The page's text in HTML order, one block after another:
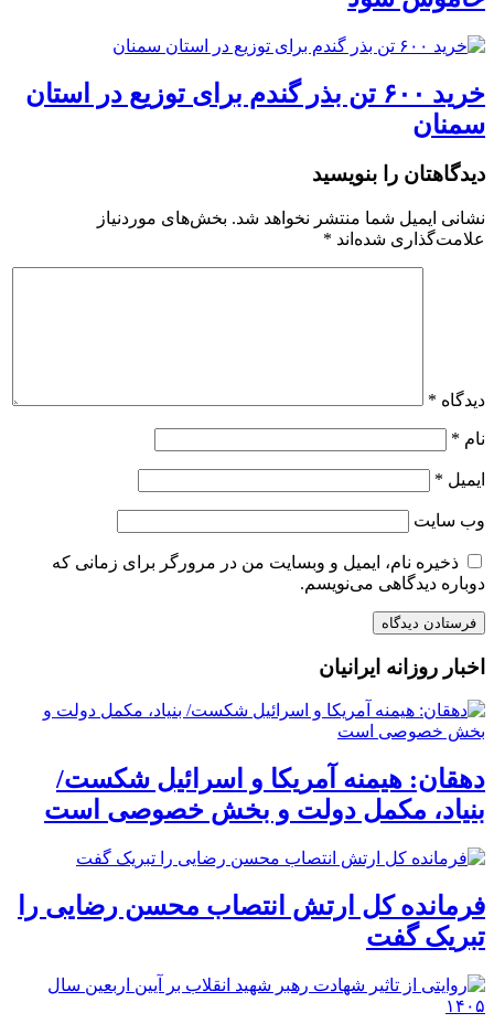
خرید ۶۰۰ تن بذر گندم برای توزیع در استان
سمنان
دیدگاهتان را بنویسید
نشانی ایمیل شما منتشر نخواهد شد. بخش‌های موردنیاز
علامت‌گذاری شده‌اند *
دیدگاه *
نام *
ایمیل *
وب‌ سایت
ذخیره نام، ایمیل و وبسایت من در مرورگر برای زمانی که
دوباره دیدگاهی می‌نویسم.
اخبار روزانه ایرانیان
دهقان: هیمنه آمریکا و اسرائیل شکست/
بنیاد، مکمل دولت و بخش خصوصی است
فرمانده کل ارتش انتصاب محسن رضایی را
تبریک گفت